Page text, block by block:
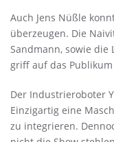
Auch Jens Nüßle
überzeugen. Die
Sandmann, sowie
griff auf das
Der Industrieroboter
Einzigartig eine
zu integrieren.